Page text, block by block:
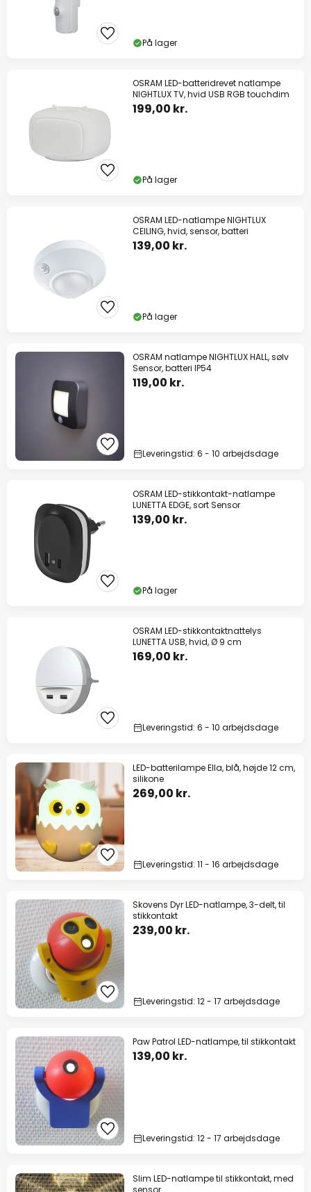
På lager
OSRAM LED-batteridrevet natlampe
NIGHTLUX TV, hvid USB RGB touchdim
199,00 kr.
På lager
OSRAM LED-natlampe NIGHTLUX
CEILING, hvid, sensor, batteri
139,00 kr.
På lager
OSRAM natlampe NIGHTLUX HALL, sølv
Sensor, batteri IP54
119,00 kr.
Leveringstid: 6 - 10 arbejdsdage
OSRAM LED-stikkontakt-natlampe
LUNETTA EDGE, sort Sensor
139,00 kr.
På lager
OSRAM LED-stikkontaktnattelys
LUNETTA USB, hvid, Ø 9 cm
169,00 kr.
Leveringstid: 6 - 10 arbejdsdage
LED-batterilampe Ella, blå, højde 12 cm,
silikone
269,00 kr.
Leveringstid: 11 - 16 arbejdsdage
Skovens Dyr LED-natlampe, 3-delt, til
stikkontakt
239,00 kr.
Leveringstid: 12 - 17 arbejdsdage
Paw Patrol LED-natlampe, til stikkontakt
139,00 kr.
Leveringstid: 12 - 17 arbejdsdage
Slim LED-natlampe til stikkontakt, med